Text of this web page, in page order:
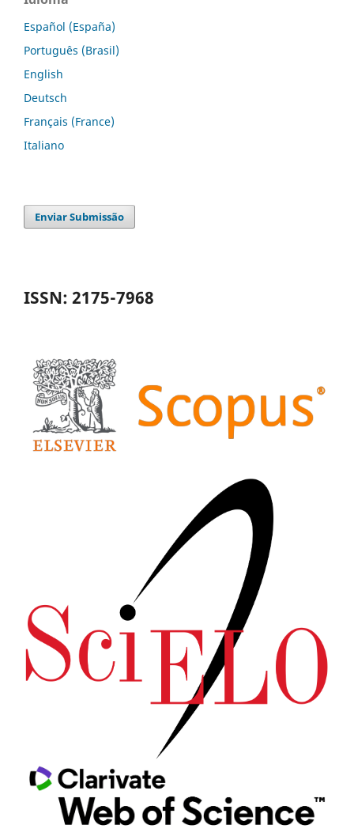
Español (España)
Português (Brasil)
English
Deutsch
Français (France)
Italiano
Enviar Submissão
ISSN: 2175-7968